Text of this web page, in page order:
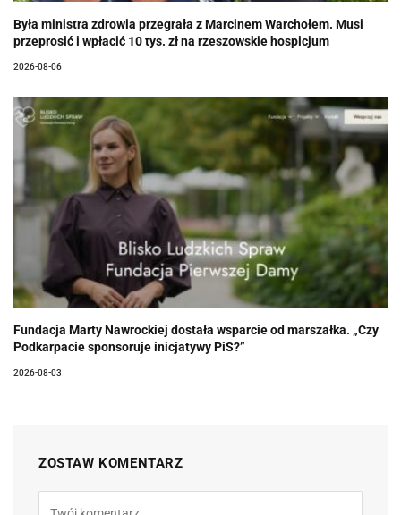
Była ministra zdrowia przegrała z Marcinem Warchołem. Musi
przeprosić i wpłacić 10 tys. zł na rzeszowskie hospicjum
2026-08-06
Fundacja Marty Nawrockiej dostała wsparcie od marszałka. „Czy
Podkarpacie sponsoruje inicjatywy PiS?”
2026-08-03
ZOSTAW KOMENTARZ